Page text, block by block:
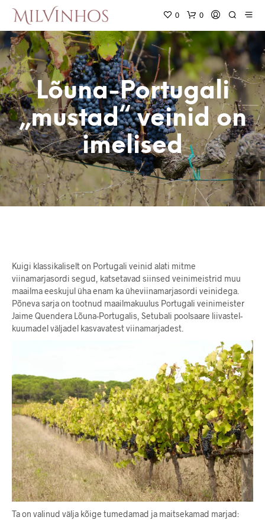
0 0
Lõuna-Portugali
„mustad“ veinid on
imelised
Kuigi klassikaliselt on Portugali veinid alati mitme
viinamarjasordi segud, katsetavad siinsed veinimeistrid muu
maailma eeskujul üha enam ka üheviinamarjasordi veinidega.
Põneva sarja on tootnud maailmakuulus Portugali veinimeister
Jaime Quendera Lõuna-Portugalis, Setubali poolsaare liivastel-
kuumadel väljadel kasvavatest viinamarjadest.
Ta on valinud välja kõige tumedamad ja maitsekamad marjad: